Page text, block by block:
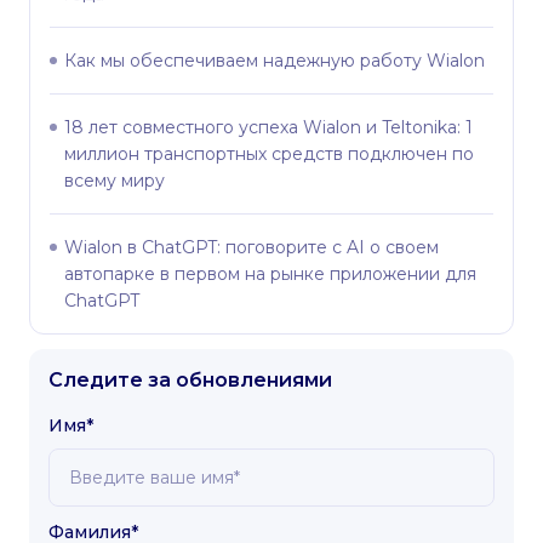
Как мы обеспечиваем надежную работу Wialon
18 лет совместного успеха Wialon и Teltonika: 1
миллион транспортных средств подключен по
всему миру
Wialon в ChatGPT: поговорите с AI о своем
автопарке в первом на рынке приложении для
ChatGPT
Следите за обновлениями
Имя*
Фамилия*